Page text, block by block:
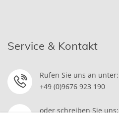
Service & Kontakt
Rufen Sie uns an unter:
+49 (0)9676 923 190
oder schreiben Sie uns: